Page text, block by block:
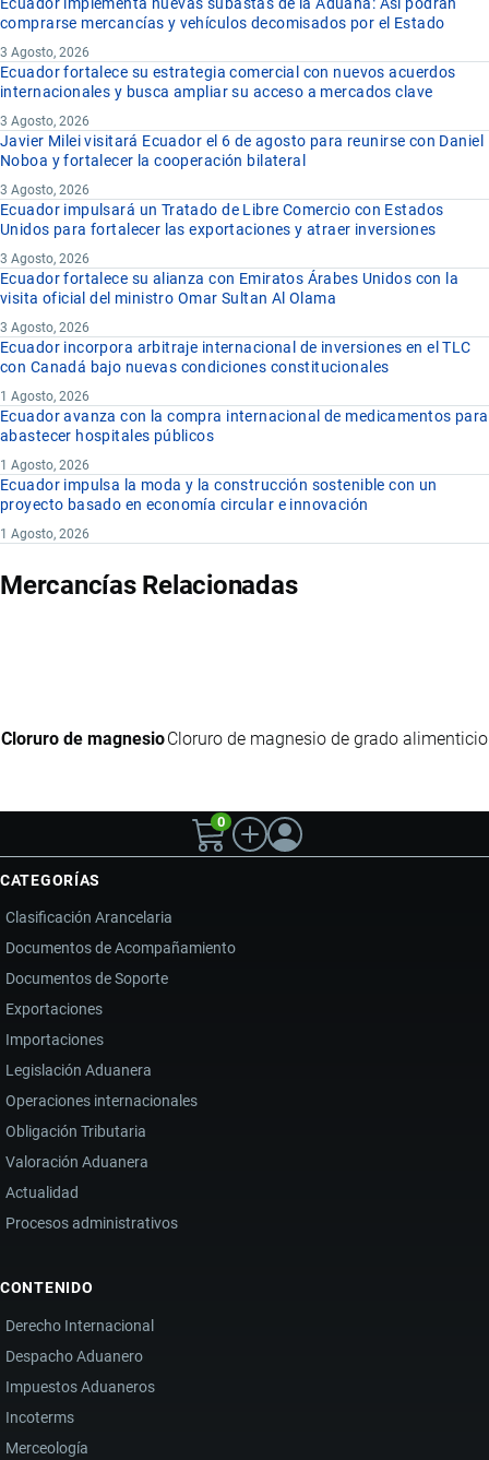
Ecuador implementa nuevas subastas de la Aduana: Así podrán
comprarse mercancías y vehículos decomisados por el Estado
3 Agosto, 2026
Ecuador fortalece su estrategia comercial con nuevos acuerdos
internacionales y busca ampliar su acceso a mercados clave
3 Agosto, 2026
Javier Milei visitará Ecuador el 6 de agosto para reunirse con Daniel
Noboa y fortalecer la cooperación bilateral
3 Agosto, 2026
Ecuador impulsará un Tratado de Libre Comercio con Estados
Unidos para fortalecer las exportaciones y atraer inversiones
3 Agosto, 2026
Ecuador fortalece su alianza con Emiratos Árabes Unidos con la
visita oficial del ministro Omar Sultan Al Olama
3 Agosto, 2026
Ecuador incorpora arbitraje internacional de inversiones en el TLC
con Canadá bajo nuevas condiciones constitucionales
1 Agosto, 2026
Ecuador avanza con la compra internacional de medicamentos para
abastecer hospitales públicos
1 Agosto, 2026
Ecuador impulsa la moda y la construcción sostenible con un
proyecto basado en economía circular e innovación
1 Agosto, 2026
Mercancías Relacionadas
Cloruro de magnesioCloruro de magnesio de grado
0
CATEGORÍAS
Clasificación Arancelaria
Documentos de Acompañamiento
Documentos de Soporte
Exportaciones
Importaciones
Legislación Aduanera
Operaciones internacionales
Obligación Tributaria
Valoración Aduanera
Actualidad
Procesos administrativos
CONTENIDO
Derecho Internacional
Despacho Aduanero
Impuestos Aduaneros
Incoterms
Merceología